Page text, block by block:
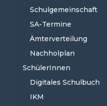
Schulgemeinschaft
SA-Termine
Ämterverteilung
Nachholplan
SchülerInnen
Digitales Schulbuch
IKM